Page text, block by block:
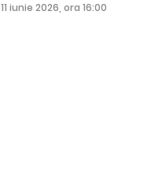
11 iunie 2026, ora 16:00